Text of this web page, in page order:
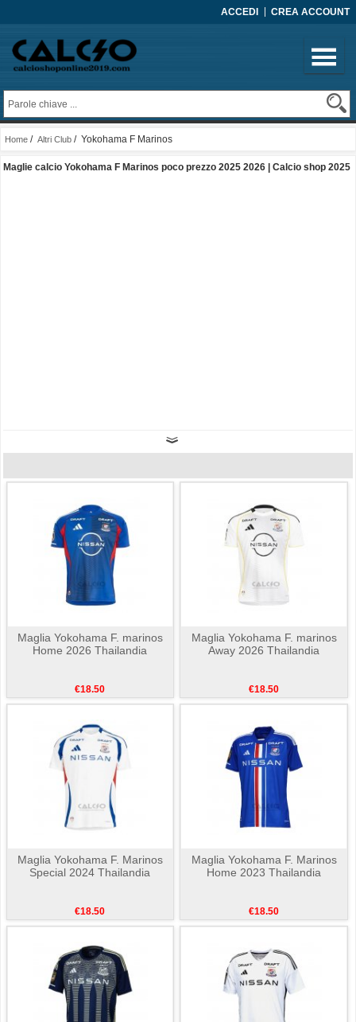
ACCEDI CREA ACCOUNT
Home / Altri Club / Yokohama F Marinos
Maglie calcio Yokohama F Marinos poco prezzo 2025 2026 | Calcio shop 2025
Maglia Yokohama F. marinos
Home 2026 Thailandia
€18.50
Maglia Yokohama F. marinos
Away 2026 Thailandia
€18.50
Maglia Yokohama F. Marinos
Special 2024 Thailandia
€18.50
Maglia Yokohama F. Marinos
Home 2023 Thailandia
€18.50